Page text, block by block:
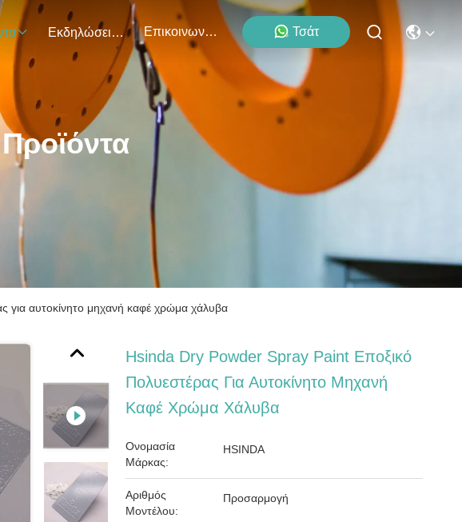
Εκδηλώσεις Επικοινωνήστε Μαζί Μας Τσάτ
αυτοκίνητο μηχανή καφέ χρώμα χάλυβα
Hsinda Dry Powder Spray Paint Εποξικό
Πολυεστέρας Για Αυτοκίνητο Μηχανή
Καφέ Χρώμα Χάλυβα
Ονομασία
Μάρκας:
HSINDA
Αριθμός
Μοντέλου:
Προσαρμογή